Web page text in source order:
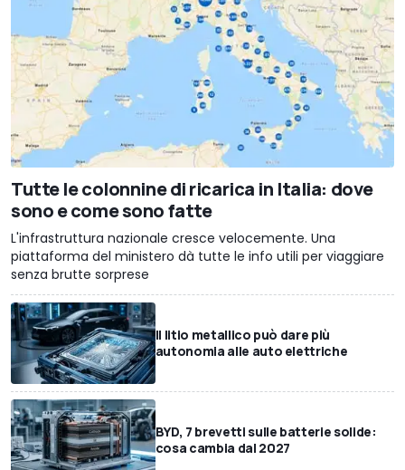
Tutte le colonnine di ricarica in Italia: dove
sono e come sono fatte
L'infrastruttura nazionale cresce velocemente. Una
piattaforma del ministero dà tutte le info utili per viaggiare
senza brutte sorprese
Il litio metallico può dare più
autonomia alle auto elettriche
BYD, 7 brevetti sulle batterie solide:
cosa cambia dal 2027